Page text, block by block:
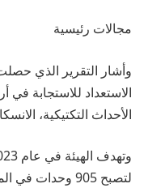
مجالات رئيسية
وأشار التقرير الذي
الاستعداد للاستجابة في
الأحداث التكتيكية،
لتصبح 905